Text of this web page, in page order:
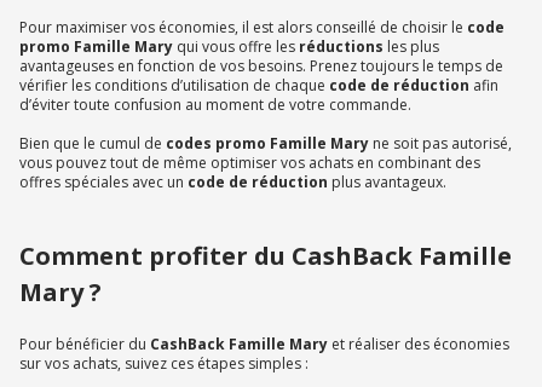
Pour maximiser vos économies, il est alors conseillé de choisir le code
promo Famille Mary qui vous offre les réductions les plus
avantageuses en fonction de vos besoins. Prenez toujours le temps de
vérifier les conditions d’utilisation de chaque code de réduction afin
d’éviter toute confusion au moment de votre commande.
Bien que le cumul de codes promo Famille Mary ne soit pas autorisé,
vous pouvez tout de même optimiser vos achats en combinant des
offres spéciales avec un code de réduction plus avantageux.
Comment profiter du CashBack Famille
Mary ?
Pour bénéficier du CashBack Famille Mary et réaliser des économies
sur vos achats, suivez ces étapes simples :